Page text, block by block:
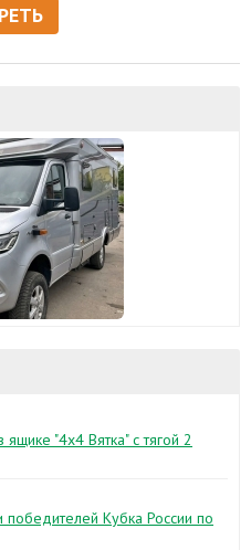
"4х4 Вятка" с тягой 2
Кубка России по